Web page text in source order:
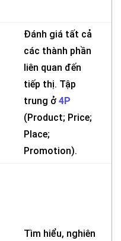
Đánh giá tất cả
các thành phần
liên quan đến
tiếp thị. Tập
trung ở 4P
(Product; Price;
Place;
Promotion).
Tìm hiểu, nghiên